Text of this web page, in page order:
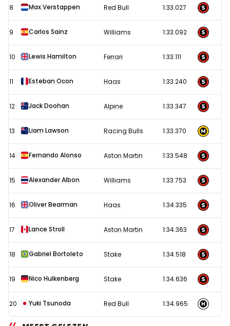
8 Max Verstappen Red Bull 1:33.027
9 Carlos Sainz Williams 1:33.092
10 Lewis Hamilton Ferrari 1:33.111
11 Esteban Ocon Haas 1:33.240
12 Jack Doohan Alpine 1:33.347
13 Liam Lawson Racing Bulls 1:33.370
14 Fernando Alonso Aston Martin 1:33.548
15 Alexander Albon Williams 1:33.753
16 Oliver Bearman Haas 1:34.335
17 Lance Stroll Aston Martin 1:34.363
18 Gabriel Bortoleto Stake 1:34.518
19 Nico Hulkenberg Stake 1:34.636
20 Yuki Tsunoda Red Bull 1:34.965